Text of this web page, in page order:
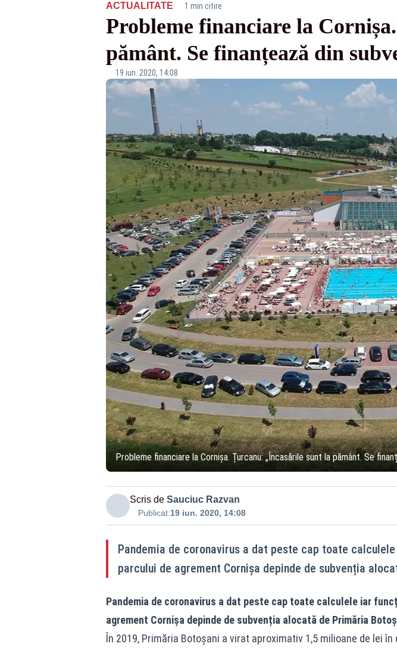
ACTUALITATE· 1 min citire
Probleme financiare la
pământ. Se finanțează din
19 iun. 2020, 14:08
Probleme financiare la Cornișa. Țurcanu: „Încasările sunt la pământ. Se
Scris de Sauciuc Razvan
Publicat:19 iun. 2020, 14:08
Pandemia de coronavirus a dat peste cap toate
parcului de agrement Cornișa depinde de subvenția
Pandemia de coronavirus a dat peste cap toate calculele iar
agrement Cornișa depinde de subvenția alocată de Primăria
În 2019, Primăria Botoșani a virat aproximativ 1,5 milioane de lei